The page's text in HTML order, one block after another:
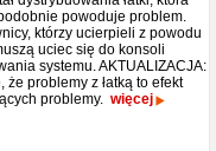
powoduje problem.
którzy ucierpieli z powodu
uciec się do konsoli
systemu. AKTUALIZACJA:
że problemy z łatką to efekt
problemy. więcej